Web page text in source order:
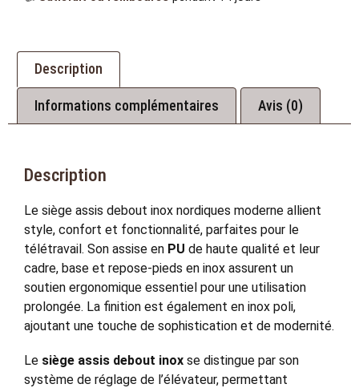
Description
Informations complémentaires Avis (0)
Description
Le siège assis debout inox nordiques moderne allient
style, confort et fonctionnalité, parfaites pour le
télétravail. Son assise en PU de haute qualité et leur
cadre, base et repose-pieds en inox assurent un
soutien ergonomique essentiel pour une utilisation
prolongée. La finition est également en inox poli,
ajoutant une touche de sophistication et de modernité.
Le siège assis debout inox se distingue par son
système de réglage de l’élévateur, permettant